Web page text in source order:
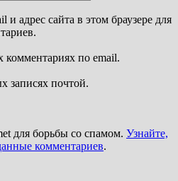
адрес сайта в этом браузере для
по email.
записях почтой.
для борьбы со спамом. Узнайте,
комментариев.